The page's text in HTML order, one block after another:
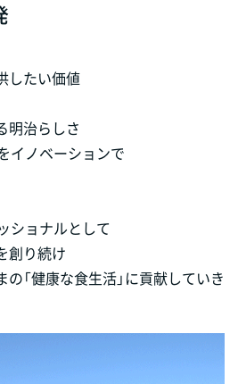
したい価値
明治らしさ
イノベーションで
ショナルとして
創り続け
「健康な食生活」に貢献していき